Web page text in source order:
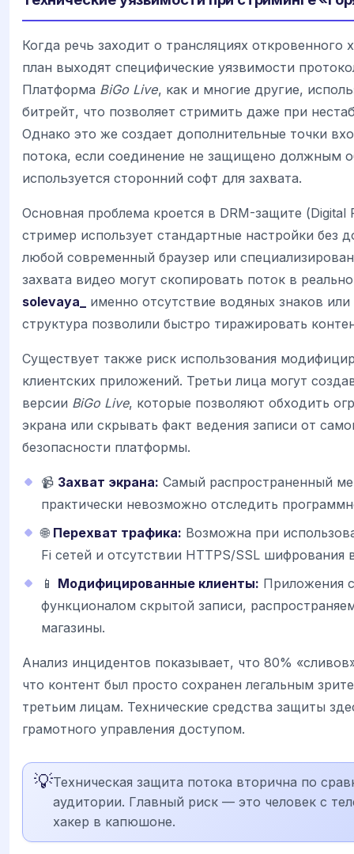
Когда речь заходит о трансляциях откровенного
план выходят специфические уязвимости
Платформа BiGo Live, как и многие другие,
битрейт, что позволяет стримить даже при
Однако это же создает дополнительные точки
потока, если соединение не защищено должным
используется сторонний софт для захвата.
Основная проблема кроется в DRM-защите (Digital
стример использует стандартные настройки без
любой современный браузер или
захвата видео могут скопировать поток в
solevaya_
именно отсутствие водяных знаков или
структура позволили быстро тиражировать
Существует также риск использования
клиентских приложений. Третьи лица могут
версии BiGo Live, которые позволяют обходить
экрана или скрывать факт ведения записи от
безопасности платформы.
📹 Захват экрана: Самый распространенный
практически невозможно отследить
🌐 Перехват трафика: Возможна при
Fi сетей и отсутствии HTTPS/SSL шифрования
📱 Модифицированные клиенты: Приложения
функционалом скрытой записи,
магазины.
Анализ инцидентов показывает, что 80%
что контент был просто сохранен легальным
третьим лицам. Технические средства защиты
грамотного управления доступом.
💡Техническая защита потока вторична по
аудитории. Главный риск — это человек с
хакер в капюшоне.